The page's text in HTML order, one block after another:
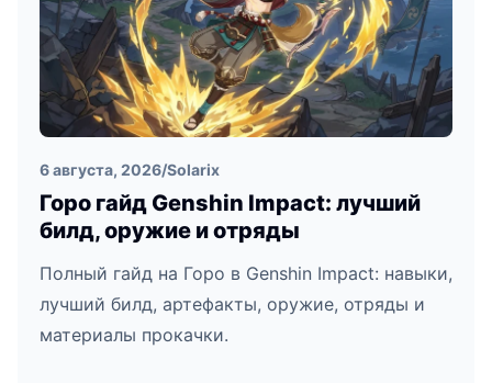
6 августа, 2026/Solarix
Горо гайд Genshin Impact: лучший
билд, оружие и отряды
Полный гайд на Горо в Genshin Impact: навыки,
лучший билд, артефакты, оружие, отряды и
материалы прокачки.